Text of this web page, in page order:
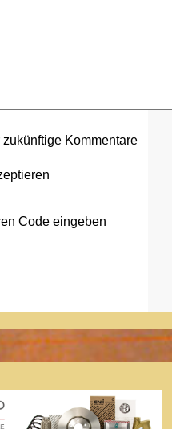
Kommentare
Code eingeben